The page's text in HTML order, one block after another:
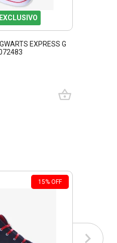
EXPRESS G
15% OFF